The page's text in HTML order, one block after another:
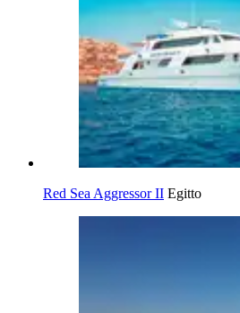
Red Sea Aggressor II Egitto